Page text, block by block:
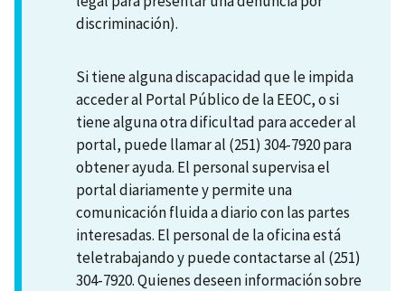
discriminación).
Si tiene alguna discapacidad que le impida
acceder al Portal Público de la EEOC, o si
tiene alguna otra dificultad para acceder al
portal, puede llamar al (251) 304-7920 para
obtener ayuda. El personal supervisa el
portal diariamente y permite una
comunicación fluida a diario con las partes
interesadas. El personal de la oficina está
teletrabajando y puede contactarse al (251)
304-7920. Quienes deseen información sobre